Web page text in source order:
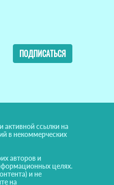
ПОДПИСАТЬСЯ
активной ссылки на
в некоммерческих
авторов и
целях.
и не
на